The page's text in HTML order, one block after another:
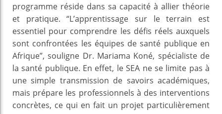
programme réside dans sa capacité à allier théorie
et pratique. “L’apprentissage sur le terrain est
essentiel pour comprendre les défis réels auxquels
sont confrontées les équipes de santé publique en
Afrique”, souligne Dr. Mariama Koné, spécialiste de
la santé publique. En effet, le SEA ne se limite pas à
une simple transmission de savoirs académiques,
mais prépare les professionnels à des interventions
concrètes, ce qui en fait un projet particulièrement